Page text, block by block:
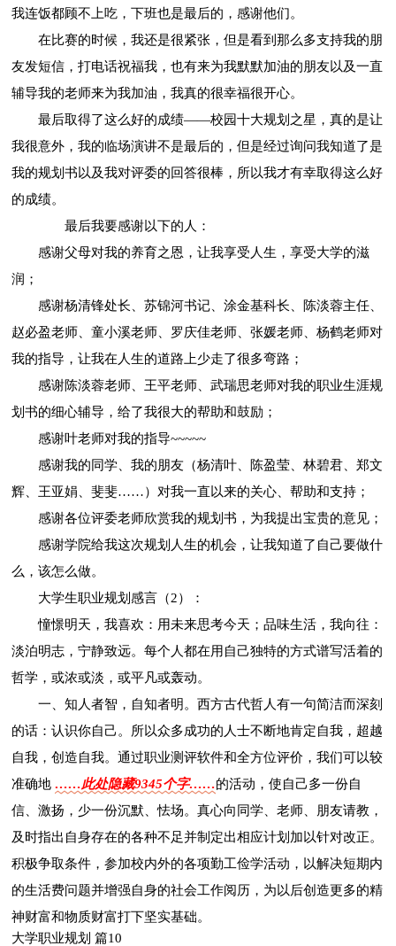
我连饭都顾不上吃，下班也是最后的，感谢他们。
在比赛的时候，我还是很紧张，但是看到那么多支持我的朋
友发短信，打电话祝福我，也有来为我默默加油的朋友以及一直
辅导我的老师来为我加油，我真的很幸福很开心。
最后取得了这么好的成绩——校园十大规划之星，真的是让
我很意外，我的临场演讲不是最后的，但是经过询问我知道了是
我的规划书以及我对评委的回答很棒，所以我才有幸取得这么好
的成绩。
最后我要感谢以下的人：
感谢父母对我的养育之恩，让我享受人生，享受大学的滋
润；
感谢杨清锋处长、苏锦河书记、涂金基科长、陈淡蓉主任、
赵必盈老师、童小溪老师、罗庆佳老师、张媛老师、杨鹤老师对
我的指导，让我在人生的道路上少走了很多弯路；
感谢陈淡蓉老师、王平老师、武瑞思老师对我的职业生涯规
划书的细心辅导，给了我很大的帮助和鼓励；
感谢叶老师对我的指导~~~~~
感谢我的同学、我的朋友（杨清叶、陈盈莹、林碧君、郑文
辉、王亚娟、斐斐……）对我一直以来的关心、帮助和支持；
感谢各位评委老师欣赏我的规划书，为我提出宝贵的意见；
感谢学院给我这次规划人生的机会，让我知道了自己要做什
么，该怎么做。
大学生职业规划感言（2）：
憧憬明天，我喜欢：用未来思考今天；品味生活，我向往：
淡泊明志，宁静致远。每个人都在用自己独特的方式谱写活着的
哲学，或浓或淡，或平凡或轰动。
一、知人者智，自知者明。西方古代哲人有一句简洁而深刻
的话：认识你自己。所以众多成功的人士不断地肯定自我，超越
自我，创造自我。通过职业测评软件和全方位评价，我们可以较
准确地……此处隐藏9345个字……的活动，使自己多一份自
信、激扬，少一份沉默、怯场。真心向同学、老师、朋友请教，
及时指出自身存在的各种不足并制定出相应计划加以针对改正。
积极争取条件，参加校内外的各项勤工俭学活动，以解决短期内
的生活费问题并增强自身的社会工作阅历，为以后创造更多的精
神财富和物质财富打下坚实基础。
大学职业规划 篇10